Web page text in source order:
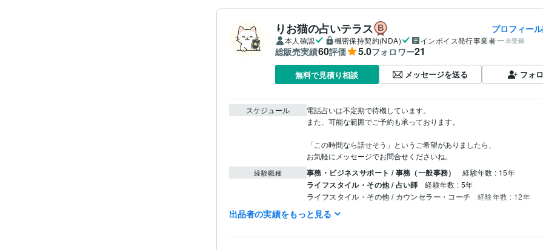
りお猫の占いテラス プロフィー
本人確認 機密保持契約(NDA) インボイス発行事業者 未登録
総販売実績60評価 5.0フォロワー21
無料で見積り相談 メッセージを送る フォ
スケジュール
電話占いは不定期で待機しています。
また、可能な範囲でご予約も承っております。
「この時間なら話せそう」というご希望がありましたら、
お気軽にメッセージでお問合せくださいね。
経験職種 事務・ビジネスサポート / 事務（一般事務） 経験年数 : 15年
ライフスタイル・その他 / 占い師 経験年数 : 5年
ライフスタイル・その他 / カウンセラー・コーチ 経験年数 : 12年
得意分野 占い カードリーディング
出品者の実績をもっと見る